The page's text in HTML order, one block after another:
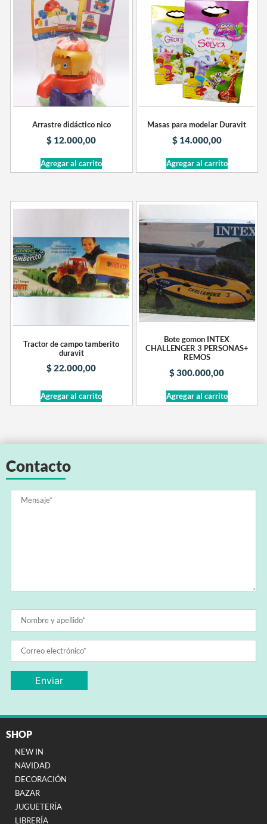
Arrastre didáctico nico
$ 12.000,00
Agregar al carrito
Masas para modelar Duravit
$14.000,00
Agregar al carrito
Tractor de campo tamberito
duravit
$22.000,00
Agregar al carrito
Bote gomon INTEX
CHALLENGER 3 PERSONAS+
REMOS
$300.000,00
Agregar al carrito
Contacto
SHOP
NEW IN
NAVIDAD
DECORACIÓN
BAZAR
JUGUETERÍA
LIBRERÍA